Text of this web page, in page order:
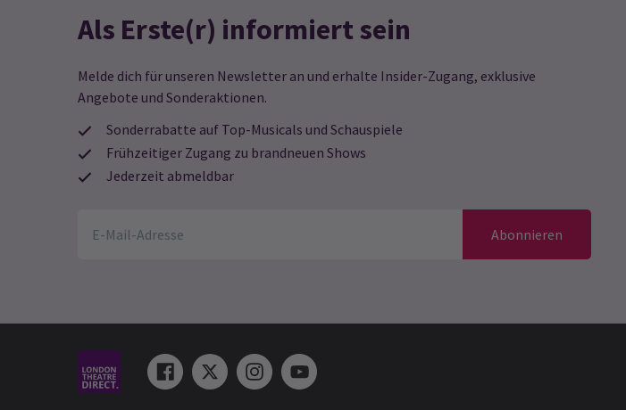
Als Erste(r) informiert sein
Melde dich für unseren Newsletter an und erhalte Insider-Zugang, exklusive
Angebote und Sonderaktionen.
Sonderrabatte auf Top-Musicals und Schauspiele
Frühzeitiger Zugang zu brandneuen Shows
Jederzeit abmeldbar
Abonnieren